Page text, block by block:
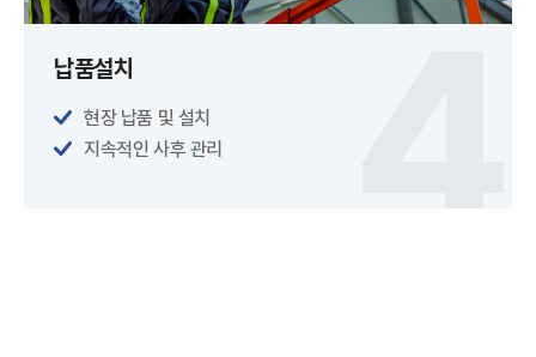
납품설치
현장 납품 및 설치
지속적인 사후 관리